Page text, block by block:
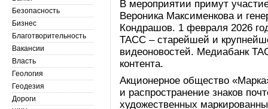
В мероприятии примут
Вероника Максименкова и
Кондрашов. 1 февраля 2026
ТАСС – старейшей и
видеоновостей. Медиабанк
контента.
Акционерное общество
и распространение знаков
художественных
Безопасность
Бизнес
Благотворительность
Вакансии
Власть
Геология
Геодезия
Дороги